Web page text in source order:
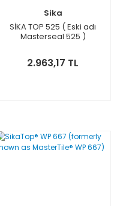
Sika
SİKA TOP 525 ( Eski adı
Masterseal 525 )
2.963,17 TL